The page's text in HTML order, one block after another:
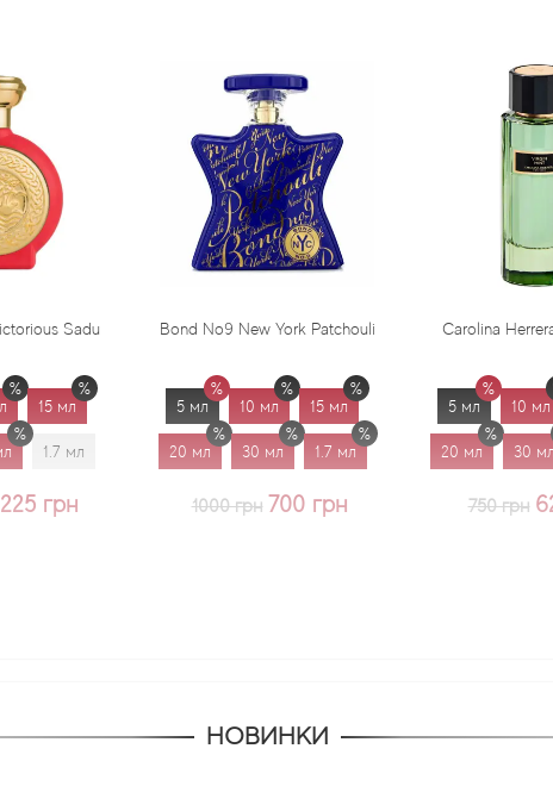
No9 New York Patchouli
5 мл 10 мл 15 мл
20 мл 30 мл 1.7 мл
1000 грн
Carolina Herrera Virgin Mint
5 мл 10 мл 15 мл
20 мл 30 мл 1.7 мл
750 грн
НОВИНКИ